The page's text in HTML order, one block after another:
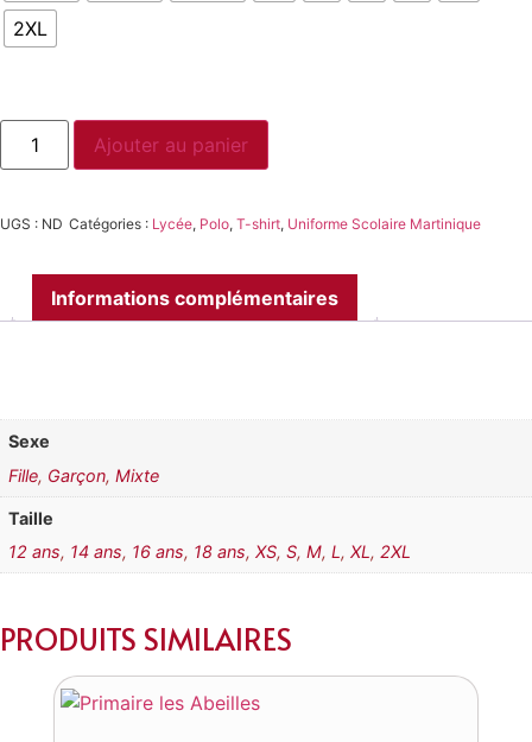
2XL
Ajouter au panier
UGS : ND Catégories : Lycée, Polo, T-shirt, Uniforme Scolaire Martinique
Informations complémentaires
Sexe
Fille, Garçon,Mixte
Taille
12 ans, 14 ans, 16 ans, 18 ans,XS,S,M,L,XL, 2XL
PRODUITS SIMILAIRES